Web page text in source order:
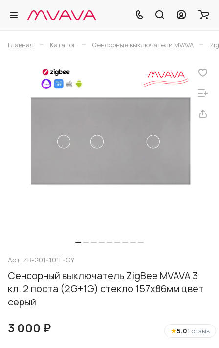
Главная – Каталог – Сенсорные выключатели MVAVA –
Арт. ZB-201-101L-GY
Сенсорный выключатель ZigBee MVAVA 3
кл. 2 поста (2G+1G) стекло 157х86мм цвет
серый
3 000 ₽ ★5.01 отзыв